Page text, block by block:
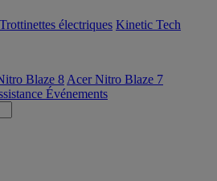
Trottinettes électriques Kinetic Tech
Blaze 8 Acer Nitro Blaze 7
Événements